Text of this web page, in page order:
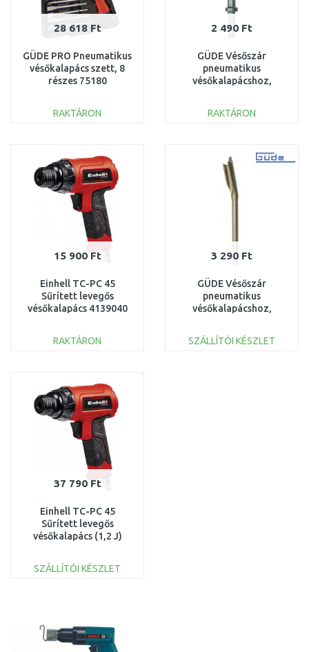
28 618 Ft
GÜDE PRO Pneumatikus
vésőkalapács szett, 8
részes 75180
RAKTÁRON
Összehasonlítás
2 490 Ft
GÜDE Vésőszár
pneumatikus
vésőkalapácshoz,
RAKTÁRON
Összehasonlítás
15 900 Ft
Einhell TC-PC 45
Sűrített levegős
vésőkalapács 4139040
RAKTÁRON
Összehasonlítás
3 290 Ft
GÜDE Vésőszár
pneumatikus
vésőkalapácshoz,
40073
SZÁLLÍTÓI KÉSZLET
37 790 Ft
Einhell TC-PC 45
Sűrített levegős
vésőkalapács (1,2 J)
SZÁLLÍTÓI KÉSZLET